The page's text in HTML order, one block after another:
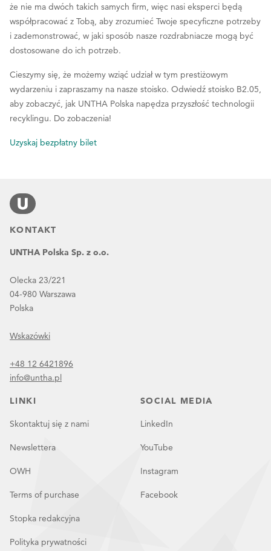
że nie ma dwóch takich samych firm, więc nasi eksperci będą
współpracować z Tobą, aby zrozumieć Twoje specyficzne potrzeby
i zademonstrować, w jaki sposób nasze rozdrabniacze mogą być
dostosowane do ich potrzeb.
Cieszymy się, że możemy wziąć udział w tym prestiżowym
wydarzeniu i zapraszamy na nasze stoisko. Odwiedź stoisko B2.05,
aby zobaczyć, jak UNTHA Polska napędza przyszłość technologii
recyklingu. Do zobaczenia!
Uzyskaj bezpłatny bilet
KONTAKT
UNTHA Polska Sp. z o.o.
Olecka 23/221
04-980 Warszawa
Polska
Wskazówki
+48 12 6421896
info@untha.pl
LINKI
Skontaktuj się z nami
Newslettera
OWH
Terms of purchase
Stopka redakcyjna
Polityka prywatności
SOCIAL MEDIA
LinkedIn
YouTube
Instagram
Facebook